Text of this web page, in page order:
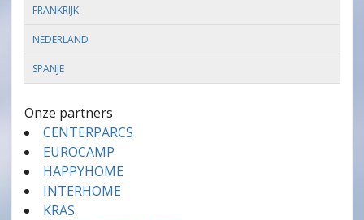
FRANKRIJK
NEDERLAND
SPANJE
Onze partners
CENTERPARCS
EUROCAMP
HAPPYHOME
INTERHOME
KRAS